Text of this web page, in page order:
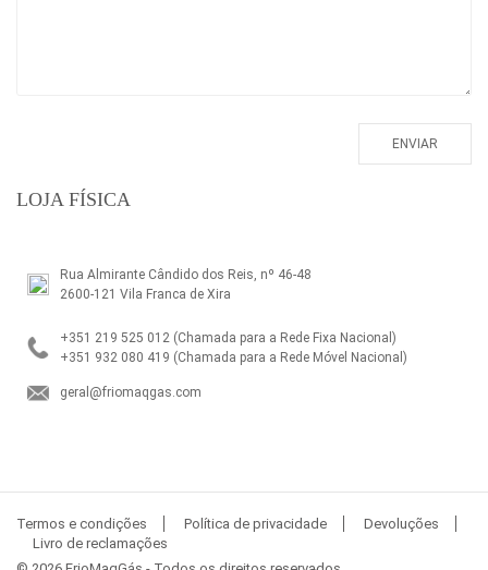
LOJA FÍSICA
Rua Almirante Cândido dos Reis, nº 46-48
2600-121 Vila Franca de Xira
+351 219 525 012 (Chamada para a Rede Fixa Nacional)
+351 932 080 419 (Chamada para a Rede Móvel Nacional)
geral@friomaqgas.com
Termos e condições Política de privacidade
Devoluções
Livro de reclamações